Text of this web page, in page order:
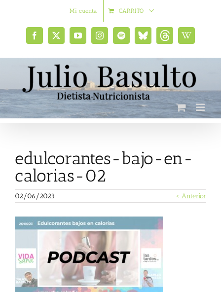
Mi cuenta CARRITO
Facebook
X YouTubeInstagramSpotifyBluesky
social
ThreadsWikipedia
edulcorantes-bajo-en-
calorias-02
02/06/2023 < Anterior